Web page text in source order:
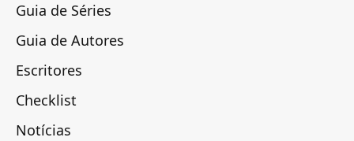
Guia de Séries
Guia de Autores
Escritores
Checklist
Notícias